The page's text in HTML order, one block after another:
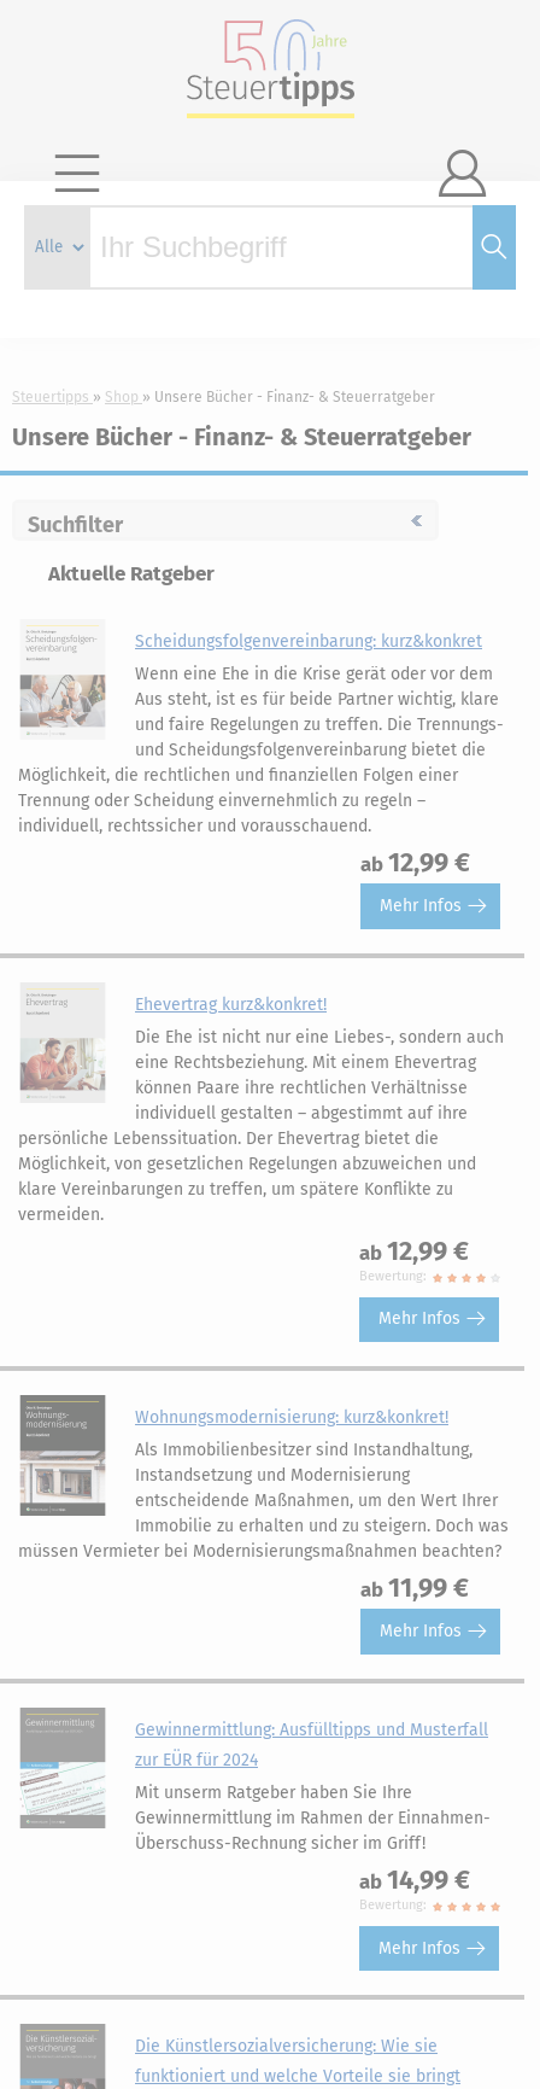

Steuertipps Shop Unsere Bücher - Finanz- & Steuerratgeber
Unsere Bücher - Finanz- & Steuerratgeber
Suchfilter
Aktuelle Ratgeber
Scheidungsfolgenvereinbarung: kurz&konkret
Wenn eine Ehe in die Krise gerät oder vor dem
Aus steht, ist es für beide Partner wichtig, klare
und faire Regelungen zu treffen. Die Trennungs-
und Scheidungsfolgenvereinbarung bietet die
Möglichkeit, die rechtlichen und finanziellen Folgen einer
Trennung oder Scheidung einvernehmlich zu regeln –
individuell, rechtssicher und vorausschauend.
ab 12,99 €
Mehr Infos
Ehevertrag kurz&konkret!
Die Ehe ist nicht nur eine Liebes-, sondern auch
eine Rechtsbeziehung. Mit einem Ehevertrag
können Paare ihre rechtlichen Verhältnisse
individuell gestalten – abgestimmt auf ihre
persönliche Lebenssituation. Der Ehevertrag bietet die
Möglichkeit, von gesetzlichen Regelungen abzuweichen und
klare Vereinbarungen zu treffen, um spätere Konflikte zu
vermeiden.
ab 12,99 €
Bewertung:
Mehr Infos
Wohnungsmodernisierung: kurz&konkret!
Als Immobilienbesitzer sind Instandhaltung,
Instandsetzung und Modernisierung
entscheidende Maßnahmen, um den Wert Ihrer
Immobilie zu erhalten und zu steigern. Doch was
müssen Vermieter bei Modernisierungsmaßnahmen beachten?
ab 11,99 €
Mehr Infos
Gewinnermittlung: Ausfülltipps und Musterfall
zur EÜR für 2024
Mit unserm Ratgeber haben Sie Ihre
Gewinnermittlung im Rahmen der Einnahmen-
Überschuss-Rechnung sicher im Griff!
ab 14,99 €
Bewertung:
Mehr Infos
Die Künstlersozialversicherung: Wie sie
funktioniert und welche Vorteile sie bringt